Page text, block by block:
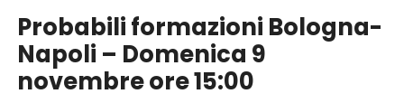
Probabili formazioni Bologna-
Napoli – Domenica 9
novembre ore 15:00